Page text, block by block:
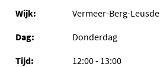
Vermeer-Berg-
Donderdag
12:00 - 13:00